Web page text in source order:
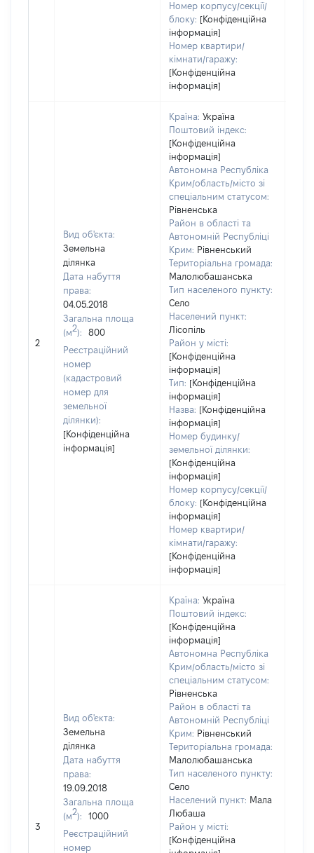
Номер корпусу/секції/
блоку: [Конфіденційна
інформація]
Номер квартири/
кімнати/гаражу:
[Конфіденційна
інформація]
2
Вид об'єкта:
Земельна
ділянка
Дата набуття
права:
04.05.2018
Загальна площа
(м2):
800
Реєстраційний
номер
(кадастровий
номер для
земельної
ділянки):
[Конфіденційна
інформація]
Країна: Україна
Поштовий індекс:
[Конфіденційна
інформація]
Автономна Республіка
Крим/область/місто зі
спеціальним статусом:
Рівненська
Район в області та
Автономній Республіці
Крим: Рівненський
Територіальна громада:
Малолюбашанська
Тип населеного пункту:
Село
Населений пункт:
Лісопіль
Район у місті:
[Конфіденційна
інформація]
Тип: [Конфіденційна
інформація]
Назва: [Конфіденційна
інформація]
Номер будинку/
земельної ділянки:
[Конфіденційна
інформація]
Номер корпусу/секції/
блоку: [Конфіденційна
інформація]
Номер квартири/
кімнати/гаражу:
[Конфіденційна
інформація]
3
Вид об'єкта:
Земельна
ділянка
Дата набуття
права:
19.09.2018
Загальна площа
(м2):
1000
Реєстраційний
номер
Країна: Україна
Поштовий індекс:
[Конфіденційна
інформація]
Автономна Республіка
Крим/область/місто зі
спеціальним статусом:
Рівненська
Район в області та
Автономній Республіці
Крим: Рівненський
Територіальна громада:
Малолюбашанська
Тип населеного пункту:
Село
Населений пункт: Мала
Любаша
Район у місті:
[Конфіденційна